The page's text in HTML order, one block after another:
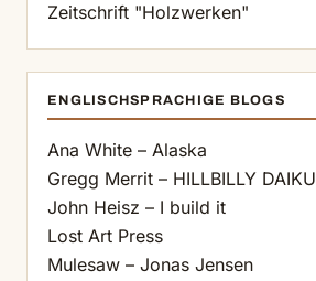
Zeitschrift "Holzwerken"
ENGLISCHSPRACHIGE BLOGS
Ana White – Alaska
Gregg Merrit – HILLBILLY DAIKU
John Heisz – I build it
Lost Art Press
Mulesaw – Jonas Jensen